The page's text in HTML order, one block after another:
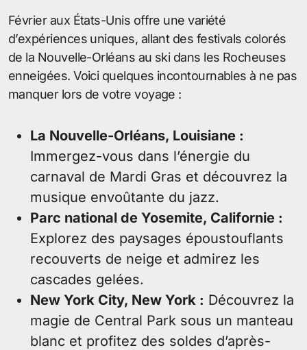
Février aux États-Unis offre une variété
d’expériences uniques, allant des festivals colorés
de la Nouvelle-Orléans au ski dans les Rocheuses
enneigées. Voici quelques incontournables à ne pas
manquer lors de votre voyage :
La Nouvelle-Orléans, Louisiane :
Immergez-vous dans l’énergie du
carnaval de Mardi Gras et découvrez la
musique envoûtante du jazz.
Parc national de Yosemite, Californie :
Explorez des paysages époustouflants
recouverts de neige et admirez les
cascades gelées.
New York City, New York : Découvrez la
magie de Central Park sous un manteau
blanc et profitez des soldes d’après-